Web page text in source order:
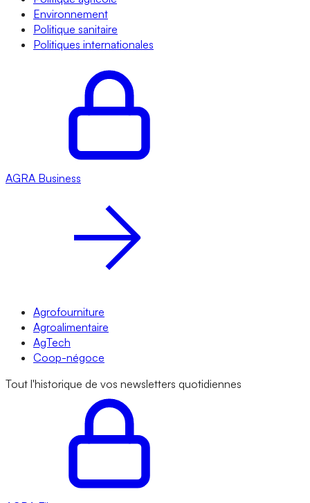
Environnement
Politique sanitaire
Politiques internationales
AGRA Business
Agrofourniture
Agroalimentaire
AgTech
Coop-négoce
Tout l'historique de vos newsletters quotidiennes